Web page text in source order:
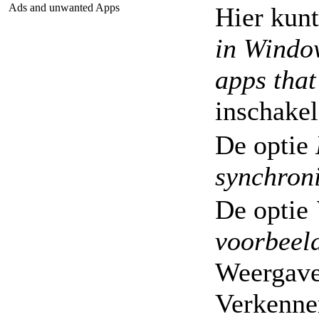
Ads and unwanted Apps
Hier
in
apps
De optie
De optie